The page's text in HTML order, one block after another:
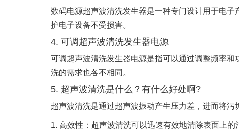
数码电源超声波清洗发生器是一种专门设计用于电
护电子设备不受损害。
4. 可调超声波清洗发生器电源
可调超声波清洗发生器电源是指可以通过调整频率
洗的需求也各不相同。
5. 超声波清洗是什么？有什么好处啊?
超声波清洗是通过超声波振动产生压力差，进而将
1. 高效性：超声波清洗可以迅速有效地清除表面上的